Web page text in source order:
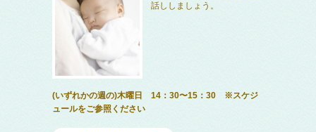
話ししましょう。
(いずれかの週の)木曜日 14：30〜15：30 ※スケジ
ュールをご参照ください